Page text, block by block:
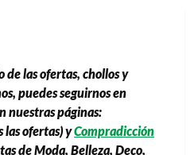
de las ofertas, chollos y
puedes seguirnos en
nuestras páginas:
las ofertas) yCompradicción
de Moda, Belleza, Deco,